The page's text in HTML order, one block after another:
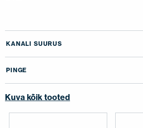
KANALI SUURUS
PINGE
Kuva kõik tooted